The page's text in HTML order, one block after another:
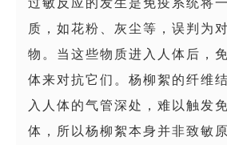
过敏反应的发生是免疫系统将
质，如花粉、灰尘等，误判为
物。当这些物质进入人体后，
体来对抗它们。杨柳絮的纤维
入人体的气管深处，难以触发
体，所以杨柳絮本身并非致敏原